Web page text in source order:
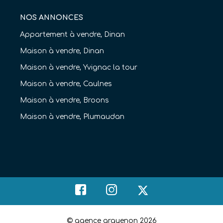
NOS ANNONCES
Appartement à vendre, Dinan
Maison à vendre, Dinan
Maison à vendre, Yvignac la tour
Maison à vendre, Caulnes
Maison à vendre, Broons
Maison à vendre, Plumaudan
© agence arguenon 2026